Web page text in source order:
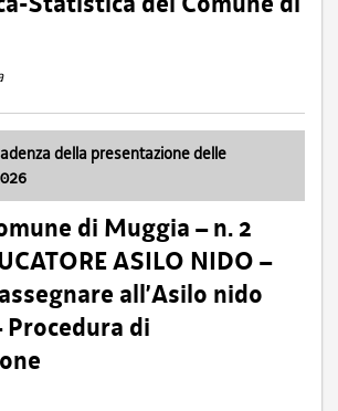
della presentazione delle
di Muggia – n. 2
ASILO NIDO –
all’Asilo nido
Procedura di